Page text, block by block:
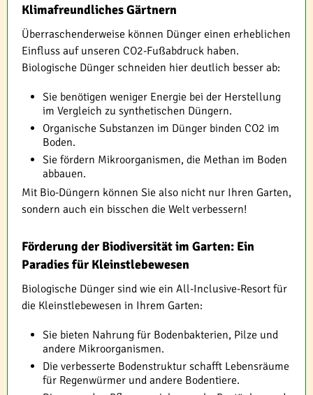
Klimafreundliches Gärtnern
Überraschenderweise können Dünger einen erheblichen
Einfluss auf unseren CO2-Fußabdruck haben.
Biologische Dünger schneiden hier deutlich besser ab:
Sie benötigen weniger Energie bei der Herstellung
im Vergleich zu synthetischen Düngern.
Organische Substanzen im Dünger binden CO2 im
Boden.
Sie fördern Mikroorganismen, die Methan im Boden
abbauen.
Mit Bio-Düngern können Sie also nicht nur Ihren Garten,
sondern auch ein bisschen die Welt verbessern!
Förderung der Biodiversität im Garten: Ein
Paradies für Kleinstlebewesen
Biologische Dünger sind wie ein All-Inclusive-Resort für
die Kleinstlebewesen in Ihrem Garten:
Sie bieten Nahrung für Bodenbakterien, Pilze und
andere Mikroorganismen.
Die verbesserte Bodenstruktur schafft Lebensräume
für Regenwürmer und andere Bodentiere.